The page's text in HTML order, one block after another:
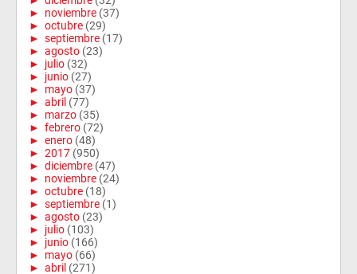
► noviembre (37)
► octubre (29)
► septiembre (17)
► agosto (23)
► julio (32)
► junio (27)
► mayo (37)
► abril (77)
► marzo (35)
► febrero (72)
► enero (48)
► 2017 (950)
► diciembre (47)
► noviembre (24)
► octubre (18)
► septiembre (1)
► agosto (23)
► julio (103)
► junio (166)
► mayo (66)
► abril (271)